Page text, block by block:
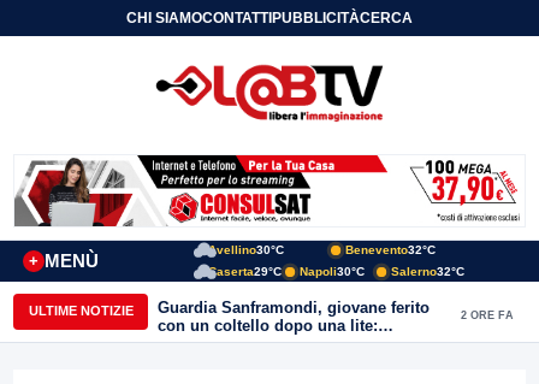
CHI SIAMOCONTATTIPUBBLICITÀCERCA
MENÙ
+
Avellino30°C Benevento32°C
Caserta29°C Napoli30°C Salerno32°C
ULTIME NOTIZIE
Guardia Sanframondi, giovane ferito
con un coltello dopo una lite:
individuato il presunto autore
2 ORE FA